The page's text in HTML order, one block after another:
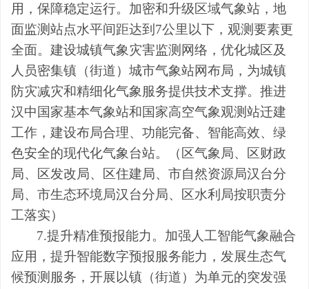
用，保障稳定运行。 加密和升级区域气象站，地
面监测站点水平间距达到 7公里以下，观测要素更
全面。 建设城镇气象灾害监测网络，优化城区及
人员密集镇（街道） 城市气象站网布局，为城镇
防灾减灾和精细化气象服务提供技术支撑。推进
汉中国家基本气象站和国家高空气象观测站迁建
工作， 建设布局合理、功能完备、智能高效、绿
色安全的现代化气象台站。
（ 区气象局、区财政
局、区发改局、区住建局、市自然资源局汉台分
局、市生态环境局汉台分局、区水利局按职责分
工落实）
7.提升精准预报能力。 加强人工智能气象融合
应用，提升智能数字预报服务能力，发展生态气
候预测服务， 开展以镇（街道）为单元的突发强